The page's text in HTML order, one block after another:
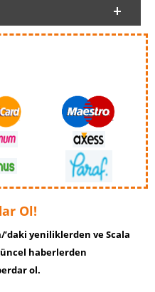
Ol!
yeniliklerden ve Scala
haberlerden
ol.